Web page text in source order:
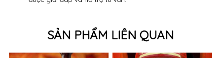
SẢN PHẨM LIÊN QUAN